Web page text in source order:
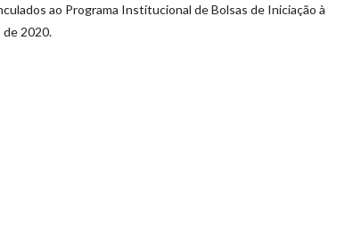
ao Programa Institucional de Bolsas de Iniciação à
de 2020.